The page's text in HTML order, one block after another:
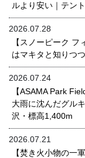
ルより安い｜テン
2026.07.28
【スノーピーク
はマキタと知りつ
2026.07.24
【ASAMA Park
大雨に沈んだグル
沢・標高1,400m
2026.07.21
【焚き火小物の一